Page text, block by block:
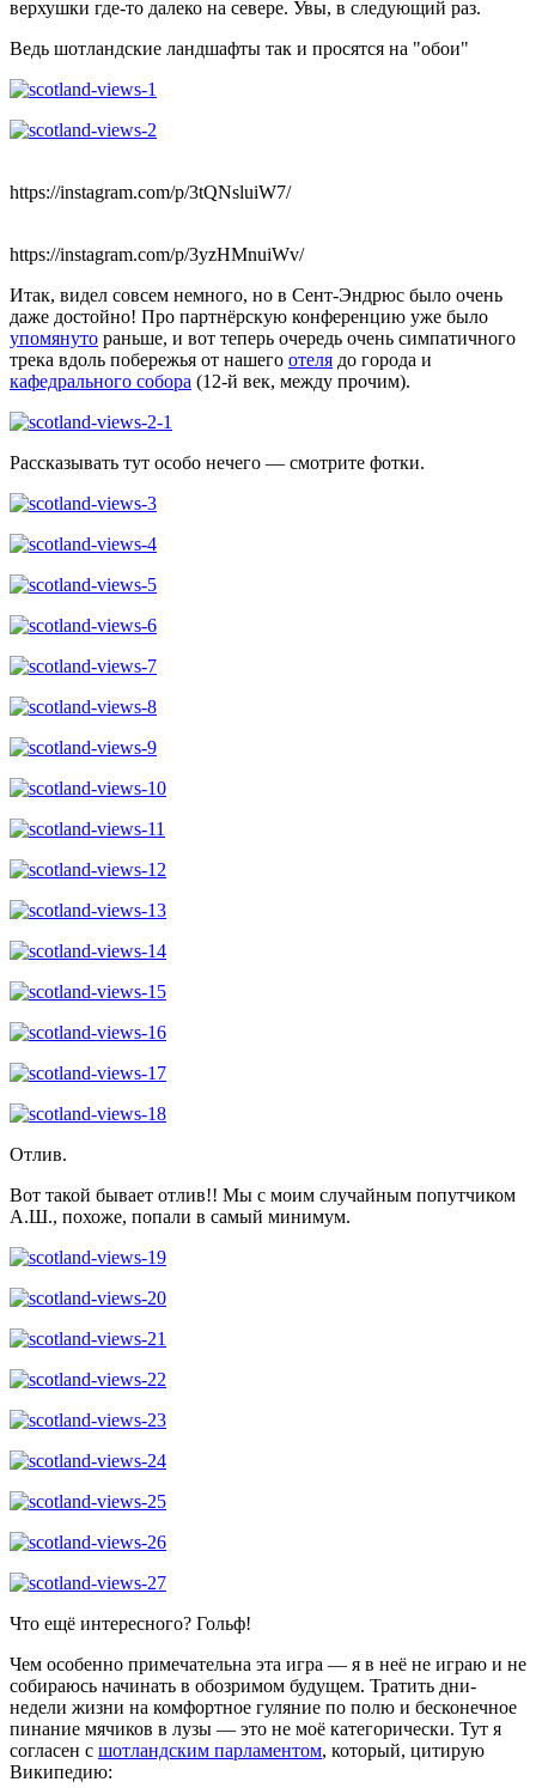
верхушки где-то далеко на севере. Увы, в следующий раз.
Ведь шотландские ландшафты так и просятся на "обои"
https://instagram.com/p/3tQNsluiW7/
https://instagram.com/p/3yzHMnuiWv/
Итак, видел совсем немного, но в Сент-Эндрюс было очень
даже достойно! Про партнёрскую конференцию уже было
упомянуто раньше, и вот теперь очередь очень симпатичного
трека вдоль побережья от нашего отеля до города и
кафедрального собора (12-й век, между прочим).
Рассказывать тут особо нечего — смотрите фотки.
Отлив.
Вот такой бывает отлив!! Мы с моим случайным попутчиком
А.Ш., похоже, попали в самый минимум.
Что ещё интересного? Гольф!
Чем особенно примечательна эта игра — я в неё не играю и не
собираюсь начинать в обозримом будущем. Тратить дни-
недели жизни на комфортное гуляние по полю и бесконечное
пинание мячиков в лузы — это не моё категорически. Тут я
согласен с шотландским парламентом, который, цитирую
Википедию: